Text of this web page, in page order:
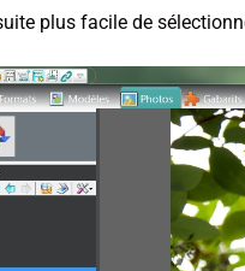
plus facile de